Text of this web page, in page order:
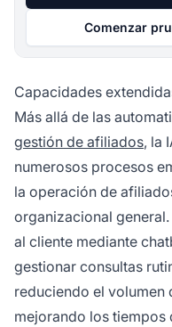
Comenzar
Capacidades
Más allá de las
gestión de afiliados, la
numerosos procesos
la operación de
organizacional
al cliente mediante
gestionar consultas
reduciendo el volumen
mejorando los tiempos